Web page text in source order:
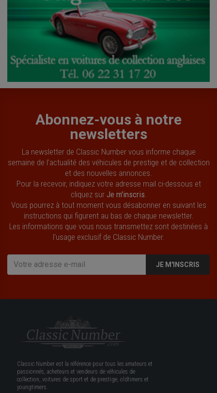
Abonnez-vous à notre
newsletters
La newsletter de Classic Number vous informe chaque
semaine de l’actualité des véhicules de prestige et de collection
et des nouvelles annonces.
Pour la recevoir, indiquez votre adresse mail ci-dessous et
cliquez sur Je m'inscris.
Vous pourrez à tout moment vous désabonner en suivant les
instructions qui figurent au bas de chaque newsletter.
Les informations que vous nous transmettez sont destinées à
l’usage exclusif de Classic Number.
JE M'INSCRIS
Classic Number est la référence pour tous les amateurs et
passionnés, acheteurs et vendeurs de véhicules de
collection, voitures de sport et de prestige, oldtimers et
youngtimers.